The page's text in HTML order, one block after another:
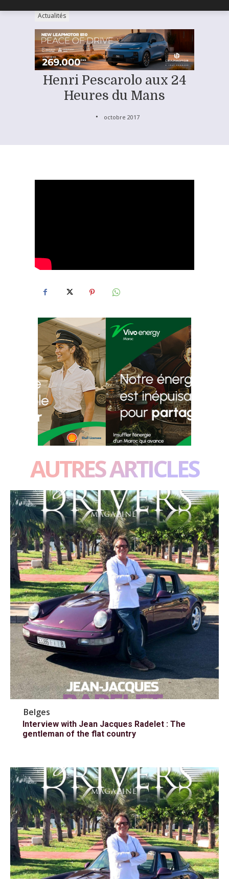
Actualités
Henri Pescarolo aux 24
Heures du Mans
octobre 2017
AUTRES ARTICLES
Belges
Interview with Jean Jacques Radelet : The
gentleman of the flat country